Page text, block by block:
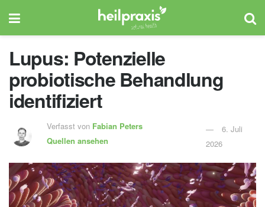
Lupus: Potenzielle
probiotische Behandlung
identifiziert
Verfasst von Fabian Peters
Quellen ansehen
6. Juli
2026